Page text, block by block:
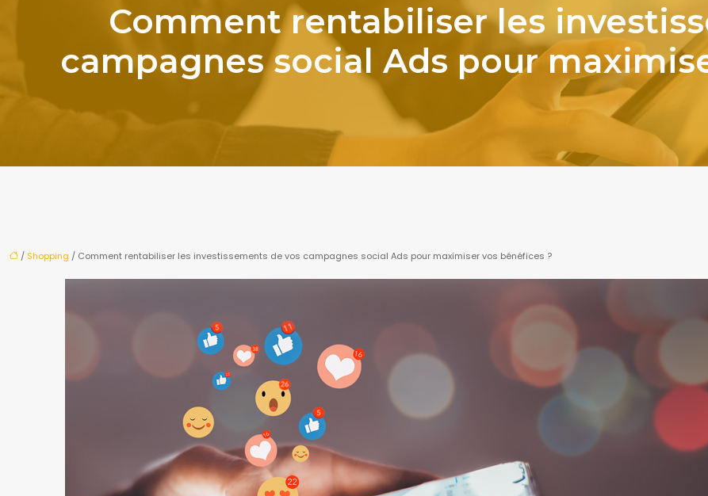
Comment rentabiliser les
campagnes social Ads pour
/ Shopping / Comment rentabiliser les investissements de vos campagnes social Ads pour maximiser vos bénéfices ?